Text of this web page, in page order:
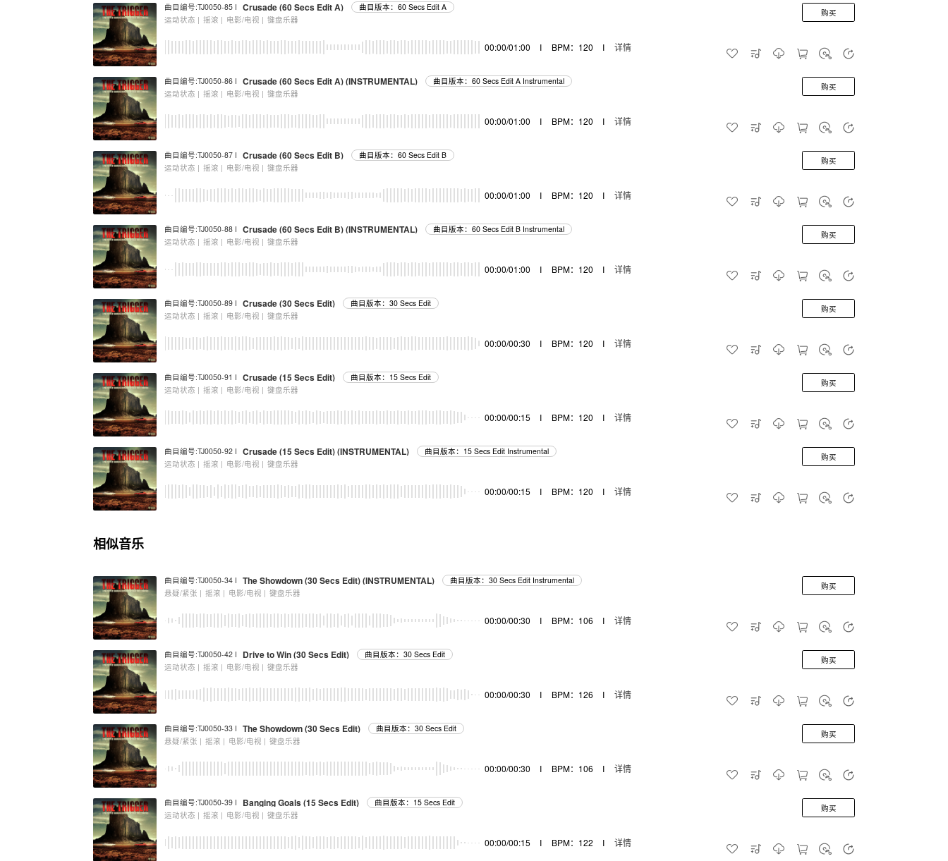
曲目编号:TJ0050-85 I Crusade (60 Secs Edit A)
曲目版本：60 Secs Edit A
运动状态 | 摇滚 | 电影/电视 | 键盘乐器
00:00/01:00 I BPM：120 I 详情
购买
曲目编号:TJ0050-86 I Crusade (60 Secs Edit A) (INSTRUMENTAL)
曲目版本：60 Secs Edit A Instrumental
运动状态 | 摇滚 | 电影/电视 | 键盘乐器
00:00/01:00 I BPM：120 I 详情
购买
曲目编号:TJ0050-87 I Crusade (60 Secs Edit B)
曲目版本：60 Secs Edit B
运动状态 | 摇滚 | 电影/电视 | 键盘乐器
00:00/01:00 I BPM：120 I 详情
购买
曲目编号:TJ0050-88 I Crusade (60 Secs Edit B) (INSTRUMENTAL)
曲目版本：60 Secs Edit B Instrumental
运动状态 | 摇滚 | 电影/电视 | 键盘乐器
00:00/01:00 I BPM：120 I 详情
购买
曲目编号:TJ0050-89 I Crusade (30 Secs Edit)
曲目版本：30 Secs Edit
运动状态 | 摇滚 | 电影/电视 | 键盘乐器
00:00/00:30 I BPM：120 I 详情
购买
曲目编号:TJ0050-91 I Crusade (15 Secs Edit)
曲目版本：15 Secs Edit
运动状态 | 摇滚 | 电影/电视 | 键盘乐器
00:00/00:15 I BPM：120 I 详情
购买
曲目编号:TJ0050-92 I Crusade (15 Secs Edit) (INSTRUMENTAL)
曲目版本：15 Secs Edit Instrumental
运动状态 | 摇滚 | 电影/电视 | 键盘乐器
00:00/00:15 I BPM：120 I 详情
购买
相似音乐
曲目编号:TJ0050-34 I The Showdown (30 Secs Edit) (INSTRUMENTAL)
曲目版本：30 Secs Edit Instrumental
悬疑/紧张 | 摇滚 | 电影/电视 | 键盘乐器
00:00/00:30 I BPM：106 I 详情
购买
曲目编号:TJ0050-42 I Drive to Win (30 Secs Edit)
曲目版本：30 Secs Edit
运动状态 | 摇滚 | 电影/电视 | 键盘乐器
00:00/00:30 I BPM：126 I 详情
购买
曲目编号:TJ0050-33 I The Showdown (30 Secs Edit)
曲目版本：30 Secs Edit
悬疑/紧张 | 摇滚 | 电影/电视 | 键盘乐器
00:00/00:30 I BPM：106 I 详情
购买
曲目编号:TJ0050-39 I Banging Goals (15 Secs Edit)
曲目版本：15 Secs Edit
运动状态 | 摇滚 | 电影/电视 | 键盘乐器
00:00/00:15 I BPM：122 I 详情
购买